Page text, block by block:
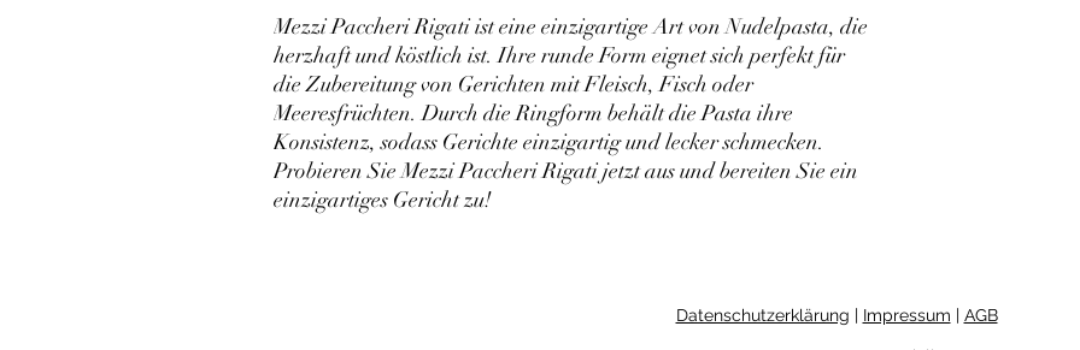
Mezzi Paccheri Rigati ist eine einzigartige Art von Nudelpasta, die
herzhaft und köstlich ist. Ihre runde Form eignet sich perfekt für
die Zubereitung von Gerichten mit Fleisch, Fisch oder
Meeresfrüchten. Durch die Ringform behält die Pasta ihre
Konsistenz, sodass Gerichte einzigartig und lecker schmecken.
Probieren Sie Mezzi Paccheri Rigati jetzt aus und bereiten Sie ein
einzigartiges Gericht zu!
Datenschutzerklärung | Impressum | AGB